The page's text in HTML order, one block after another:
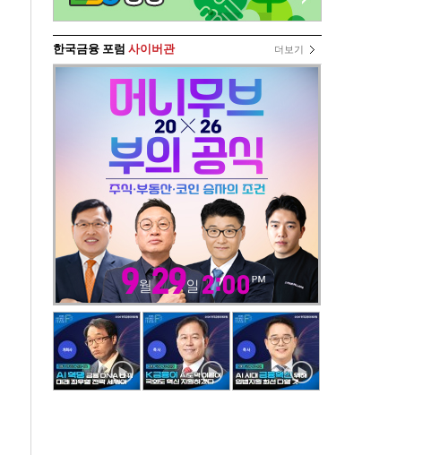
한국금융 포럼 사이버관 더보기